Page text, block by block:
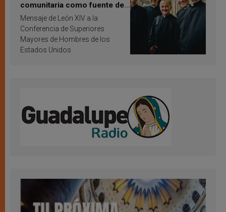
comunitaria como fuente de
inspiración y santificación
Mensaje de León XIV a la
Conferencia de Superiores
Mayores de Hombres de los
Estados Unidos